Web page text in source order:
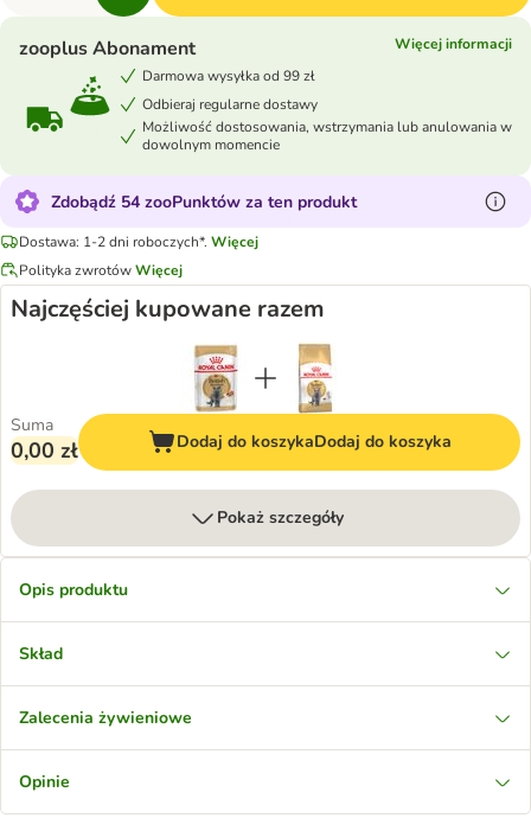
zooplus Abonament
Więcej informacji
Darmowa wysyłka od 99 zł
Odbieraj regularne dostawy
Możliwość dostosowania, wstrzymania lub anulowania w
dowolnym momencie
Zdobądź 54 zooPunktów za ten produkt
Dostawa: 1-2 dni roboczych*. Więcej
Polityka zwrotówWięcej
Najczęściej kupowane razem
Suma
0,00 zł Dodaj do koszykaDodaj do koszyka
Pokaż szczegóły
Opis produktu
Skład
Zalecenia żywieniowe
Opinie